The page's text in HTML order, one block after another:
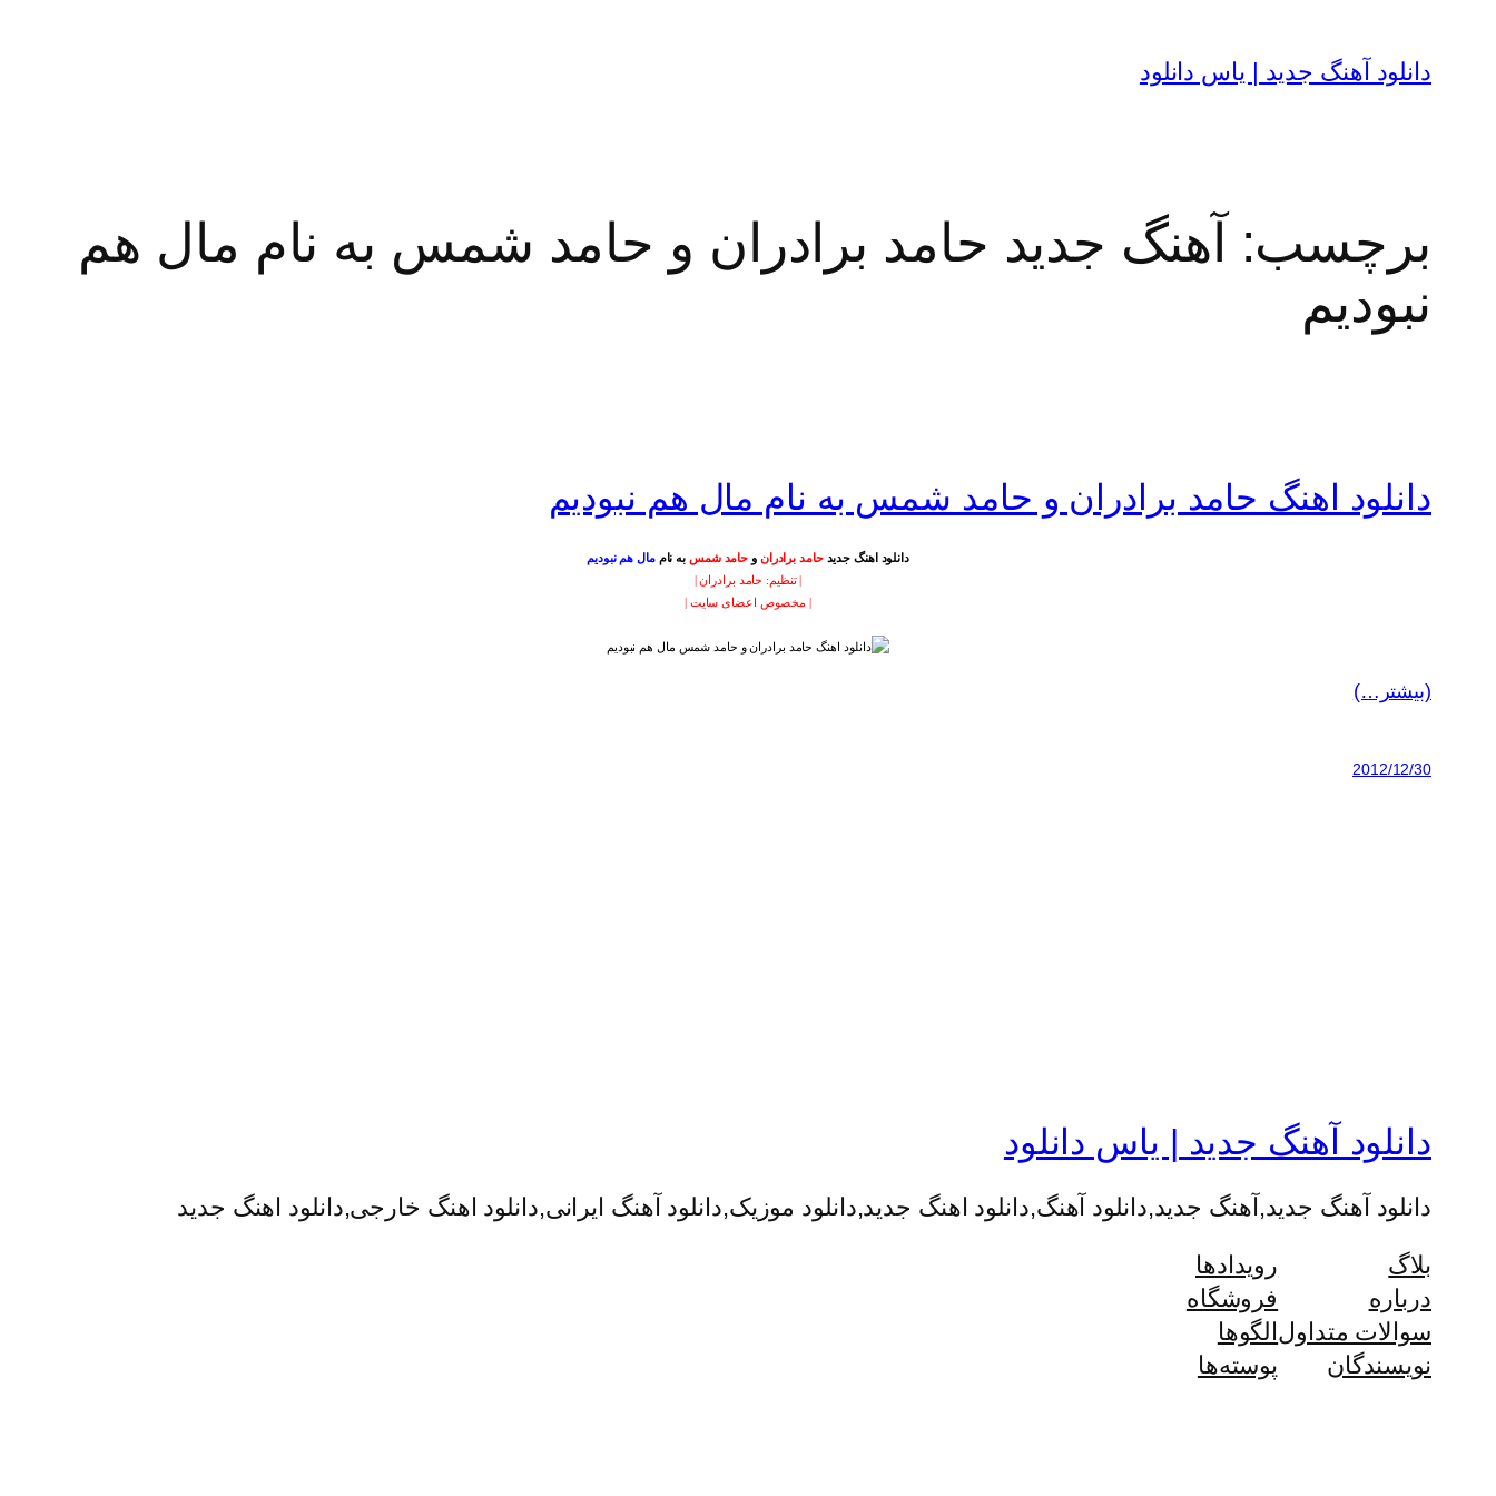
دانلود آهنگ جدید | یاس دانلود
برچسب:
آهنگ جدید حامد برادران و حامد شمس به نام مال هم
نبودیم
دانلود اهنگ حامد برادران و حامد شمس به نام مال هم نبودیم
دانلود اهنگ جدید حامد برادران و حامد شمس به نام مال هم نبودیم
| تنظیم: حامد برادران |
| مخصوص اعضای سایت |
(بیشتر…)
2012/12/30
دانلود آهنگ جدید | یاس دانلود
دانلود آهنگ جدید,آهنگ جدید,دانلود آهنگ,دانلود اهنگ جدید,دانلود موزیک,دانلود آهنگ ایرانی,دانلود اهنگ خارجی,دانلود اهنگ جدید
بلاگ
درباره
سوالات متداول
نویسندگان
رویدادها
فروشگاه
الگوها
پوسته‌ها